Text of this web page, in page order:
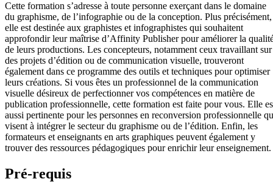
Cette formation s’adresse à toute personne exerçant dans le domaine
du graphisme, de l’infographie ou de la conception. Plus précisément,
elle est destinée aux graphistes et infographistes qui souhaitent
approfondir leur maîtrise d’Affinity Publisher pour améliorer la
de leurs productions. Les concepteurs, notamment ceux travaillant sur
des projets d’édition ou de communication visuelle, trouveront
également dans ce programme des outils et techniques pour optimiser
leurs créations. Si vous êtes un professionnel de la communication
visuelle désireux de perfectionner vos compétences en matière de
publication professionnelle, cette formation est faite pour vous. Elle
aussi pertinente pour les personnes en reconversion professionnelle
visent à intégrer le secteur du graphisme ou de l’édition. Enfin, les
formateurs et enseignants en arts graphiques peuvent également y
trouver des ressources pédagogiques pour enrichir leur enseignement.
Pré-requis